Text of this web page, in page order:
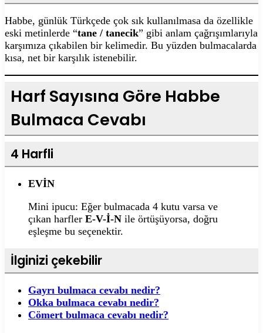
Habbe, günlük Türkçede çok sık kullanılmasa da özellikle
eski metinlerde “tane / tanecik” gibi anlam çağrışımlarıyla
karşımıza çıkabilen bir kelimedir. Bu yüzden bulmacalarda
kısa, net bir karşılık istenebilir.
Harf Sayısına Göre Habbe
Bulmaca Cevabı
4 Harfli
EVİN
Mini ipucu: Eğer bulmacada 4 kutu varsa ve
çıkan harfler E-V-İ-N ile örtüşüyorsa, doğru
eşleşme bu seçenektir.
İlginizi çekebilir
Gayrı bulmaca cevabı nedir?
Okka bulmaca cevabı nedir?
Cömert bulmaca cevabı nedir?